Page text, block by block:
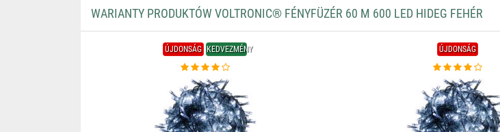
WARIANTY PRODUKTÓW VOLTRONIC® FÉNYFÜZÉR 60 M 600 LED HIDEG FEHÉR
ÚJDONSÁG KEDVEZMÉNY ÚJDONSÁG